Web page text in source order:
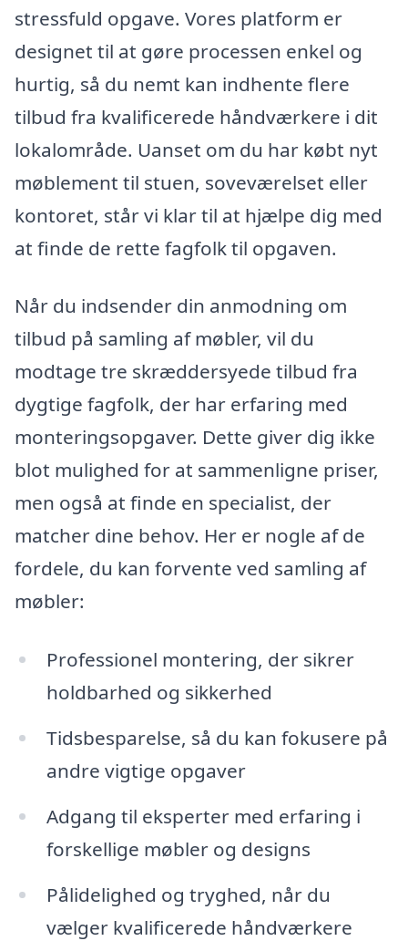
stressfuld opgave. Vores platform er
designet til at gøre processen enkel og
hurtig, så du nemt kan indhente flere
tilbud fra kvalificerede håndværkere i dit
lokalområde. Uanset om du har købt nyt
møblement til stuen, soveværelset eller
kontoret, står vi klar til at hjælpe dig med
at finde de rette fagfolk til opgaven.
Når du indsender din anmodning om
tilbud på samling af møbler, vil du
modtage tre skræddersyede tilbud fra
dygtige fagfolk, der har erfaring med
monteringsopgaver. Dette giver dig ikke
blot mulighed for at sammenligne priser,
men også at finde en specialist, der
matcher dine behov. Her er nogle af de
fordele, du kan forvente ved samling af
møbler:
Professionel montering, der sikrer
holdbarhed og sikkerhed
Tidsbesparelse, så du kan fokusere på
andre vigtige opgaver
Adgang til eksperter med erfaring i
forskellige møbler og designs
Pålidelighed og tryghed, når du
vælger kvalificerede håndværkere